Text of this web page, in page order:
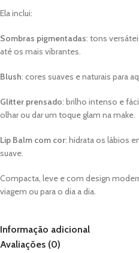
Ela inclui:
Sombras pigmentadas: tons
até os mais vibrantes.
Blush: cores suaves e naturais para
Glitter prensado: brilho intenso e
olhar ou dar um toque glam na make.
Lip Balm com cor: hidrata os lábios
suave.
Compacta, leve e com design
viagem ou para o dia a dia.
Informação adicional
Avaliações (0)